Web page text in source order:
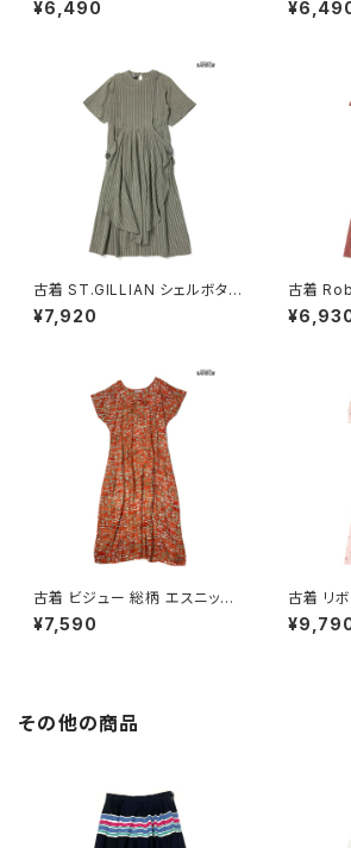
07070)
¥6,490
ンク
古着 ST.GILLIAN シェルボタン
ストライプ柄 コットン ロング丈
半袖 ワンピース グレー カーキ
¥7,920
古着
ン 無地
ス ピン
古着 ビジュー 総柄 エスニック
柄 ロング丈 半袖 ワンピース オ
レンジ (otu2605039)
¥7,590
古着 リ
グ丈 半
その他の商品